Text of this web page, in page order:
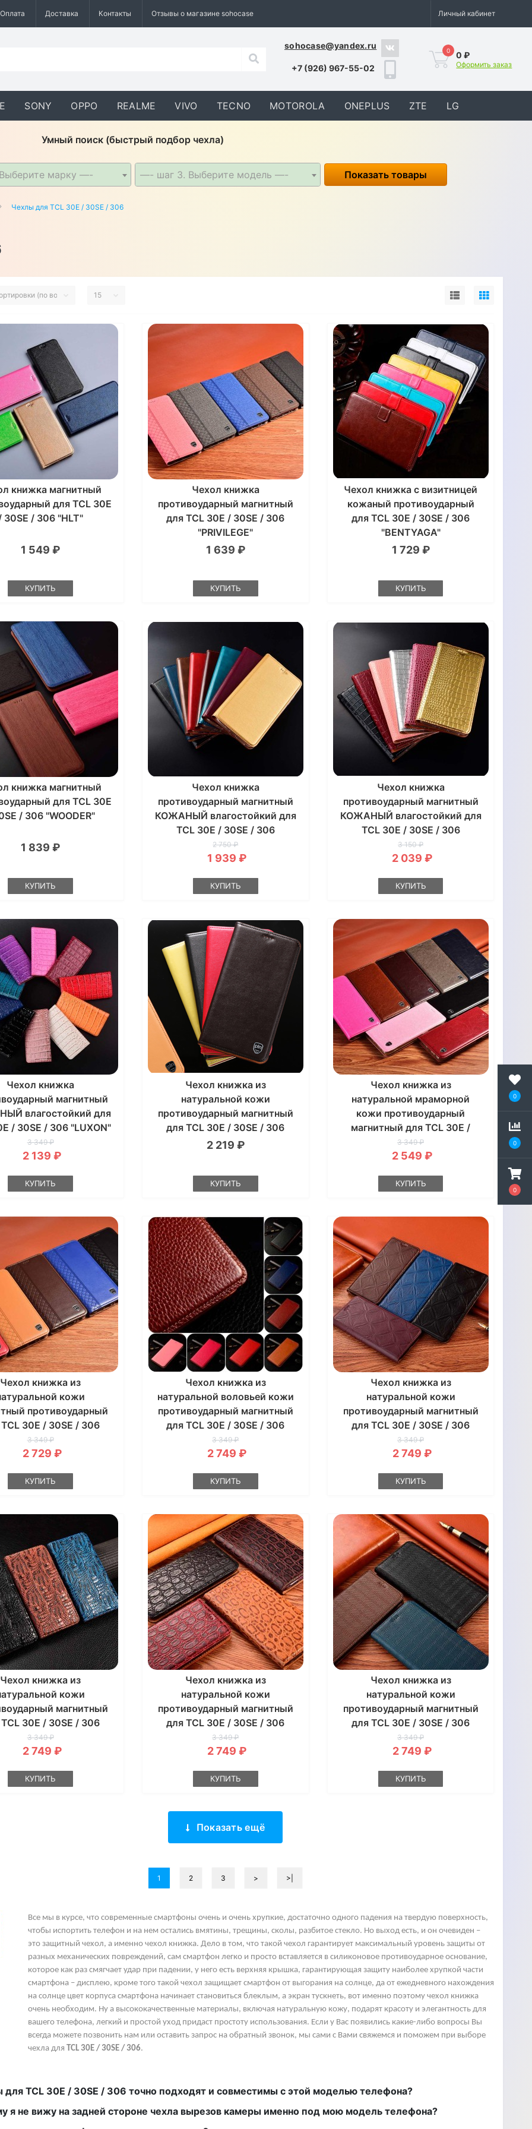
0
0
0
Оплата Доставка Контакты Отзывы о магазине sohocase Личный кабинет
sohocase@yandex.ru
+7 (926) 967-55-02
0 0 ₽
Оформить заказ
SONY OPPO REALME VIVO TECNO MOTOROLA ONEPLUS ZTE LG
Умный поиск (быстрый подбор чехла)
марку —- —- шаг 3. Выберите модель —- Показать товары
Чехлы для TCL 30E / 30SE / 306
книжка магнитный
для TCL 30E
30SE / 306 "HLT"
1 549 ₽
КУПИТЬ
Чехол книжка
противоударный магнитный
для TCL 30E / 30SE / 306
"PRIVILEGE"
1 639 ₽
КУПИТЬ
Чехол книжка с визитницей
кожаный противоударный
для TCL 30E / 30SE / 306
"BENTYAGA"
1 729 ₽
КУПИТЬ
книжка магнитный
для TCL 30E
/ 306 "WOODER"
1 839 ₽
КУПИТЬ
Чехол книжка
противоударный магнитный
КОЖАНЫЙ влагостойкий для
TCL 30E / 30SE / 306
"VERSANO"
2 750 ₽
1 939 ₽
КУПИТЬ
Чехол книжка
противоударный магнитный
КОЖАНЫЙ влагостойкий для
TCL 30E / 30SE / 306
"GOLDAX"
3 150 ₽
2 039 ₽
КУПИТЬ
Чехол книжка
магнитный
влагостойкий для
/ 30SE / 306 "LUXON"
3 349 ₽
2 139 ₽
КУПИТЬ
Чехол книжка из
натуральной кожи
противоударный магнитный
для TCL 30E / 30SE / 306
"CLASIC"
2 219 ₽
КУПИТЬ
Чехол книжка из
натуральной мраморной
кожи противоударный
магнитный для TCL 30E /
30SE / 306 "MARBLE"
3 349 ₽
2 549 ₽
КУПИТЬ
Чехол книжка из
кожи
противоударный
30E / 30SE / 306
"BOTTEGA"
3 349 ₽
2 729 ₽
КУПИТЬ
Чехол книжка из
натуральной воловьей кожи
противоударный магнитный
для TCL 30E / 30SE / 306
"BULL"
3 349 ₽
2 749 ₽
КУПИТЬ
Чехол книжка из
натуральной кожи
противоударный магнитный
для TCL 30E / 30SE / 306
"CRUCIS"
3 349 ₽
2 749 ₽
КУПИТЬ
Чехол книжка из
кожи
магнитный
30E / 30SE / 306
"CROCO PAW"
3 349 ₽
2 749 ₽
КУПИТЬ
Чехол книжка из
натуральной кожи
противоударный магнитный
для TCL 30E / 30SE / 306
"LEATHER STONE"
3 349 ₽
2 749 ₽
КУПИТЬ
Чехол книжка из
натуральной кожи
противоударный магнитный
для TCL 30E / 30SE / 306
"LINEARIS"
3 349 ₽
2 749 ₽
КУПИТЬ
Показать ещё
1 2 3 > >|
Все мы в курсе, что современные смартфоны очень и очень хрупкие, достаточно одного падения на твердую поверхность,
чтобы испортить телефон и на нем остались вмятины, трещины, сколы, разбитое стекло. Но выход есть, и он очевиден –
это защитный чехол, а именно чехол книжка. Дело в том, что такой чехол гарантирует максимальный уровень защиты от
разных механических повреждений, сам смартфон легко и просто вставляется в силиконовое противоударное основание,
которое как раз смягчает удар при падении, у него есть верхняя крышка, гарантирующая защиту наиболее хрупкой части
смартфона – дисплею, кроме того такой чехол защищает смартфон от выгорания на солнце, да от ежедневного нахождения
на солнце цвет корпуса смартфона начинает становиться блеклым, а экран тускнеть, вот именно поэтому чехол книжка
очень необходим. Ну а высококачественные материалы, включая натуральную кожу, подарят красоту и элегантность для
вашего телефона, легкий и простой уход придаст простоту использования. Если у Вас появились какие-либо вопросы Вы
всегда можете позвонить нам или оставить запрос на обратный звонок, мы сами с Вами свяжемся и поможем при выборе
чехла для TCL 30E / 30SE / 306.
для TCL 30E / 30SE / 306 точно подходят и совместимы с этой моделью телефона?
я не вижу на задней стороне чехла вырезов камеры именно под мою модель телефона?